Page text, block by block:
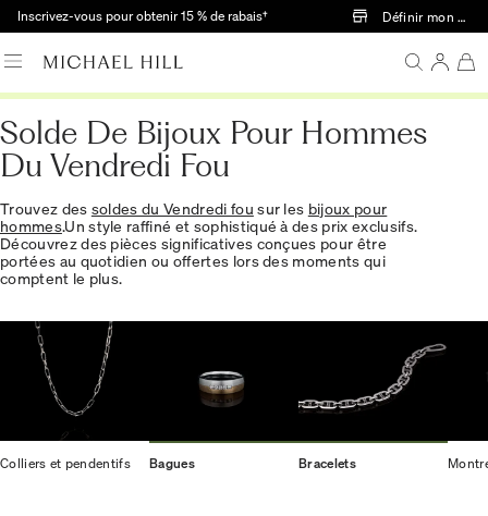
Passer au contenu principal
Inscrivez-vous pour obtenir 15 % de rabais† Définir mon
Solde De Bijoux Pour Hommes
Du Vendredi Fou
Trouvez des soldes du Vendredi fou sur les bijoux pour
hommes.Un style raffiné et sophistiqué à des prix exclusifs.
Découvrez des pièces significatives conçues pour être
portées au quotidien ou offertes lors des moments qui
comptent le plus.
Colliers et pendentifs Bagues Bracelets